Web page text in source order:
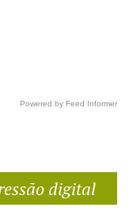
Powered by Feed Informer
digital